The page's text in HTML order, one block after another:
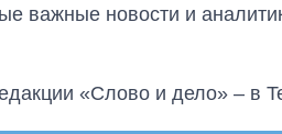
важные новости и
«Слово и дело» – в